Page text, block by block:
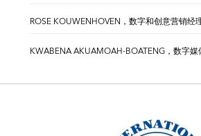
ROSE KOUWENHOVEN，数字和创意营销经
KWABENA AKUAMOAH-BOATENG，数字媒